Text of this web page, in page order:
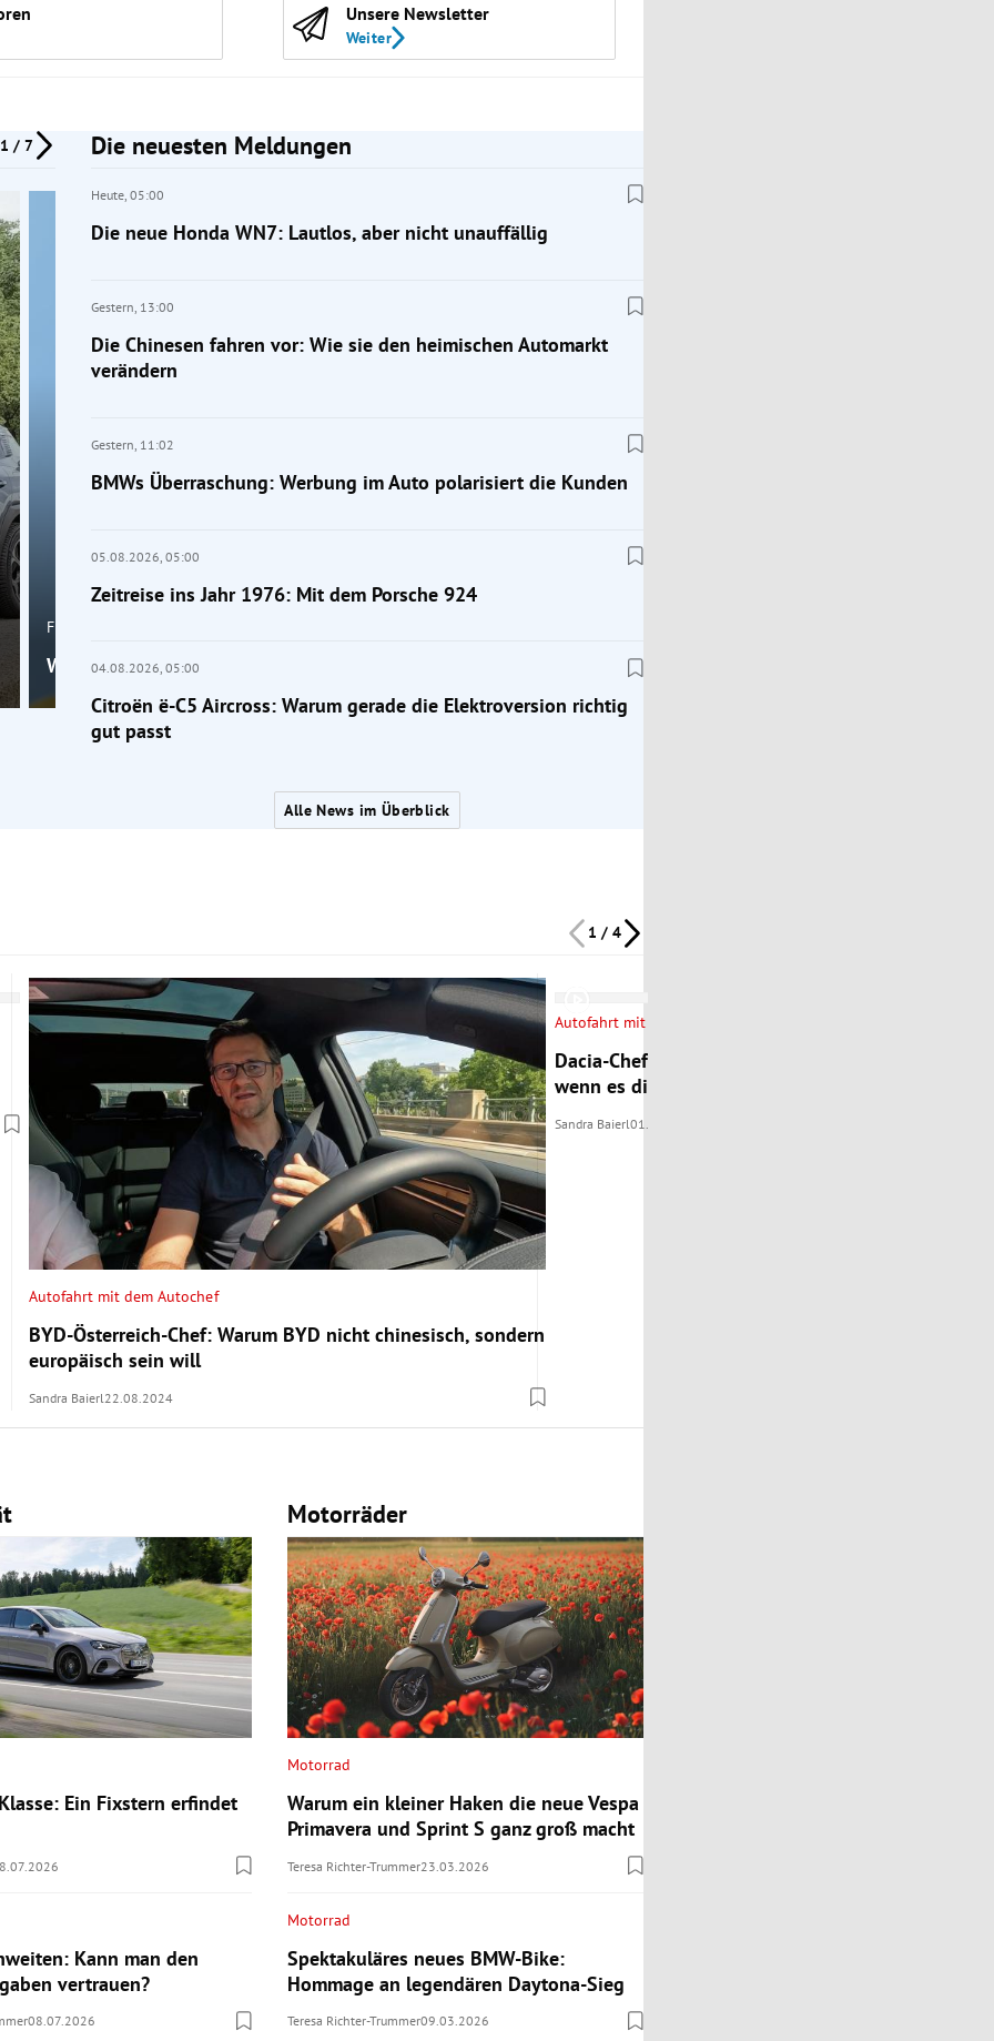
Unsere Newsletter
Weiter
1 / 7
Frage der Mobilität
Wahr oder falsch: Macht die Klimaanlage krank? Zeitreise ins Jahr 1976: Mit dem Porsche 924
Die neuesten Meldungen
Heute, 05:00
Die neue Honda WN7: Lautlos, aber nicht unauffällig
Gestern, 13:00
Die Chinesen fahren vor: Wie sie den heimischen Automarkt
verändern
Gestern, 11:02
BMWs Überraschung: Werbung im Auto polarisiert die Kunden
05.08.2026, 05:00
Zeitreise ins Jahr 1976: Mit dem Porsche 924
04.08.2026, 05:00
Citroën ë-C5 Aircross: Warum gerade die Elektroversion richtig
gut passt
Alle News im Überblick
1 / 4
Autofahrt mit dem Autochef
BYD-Österreich-Chef: Warum BYD nicht chinesisch, sondern
europäisch sein will
Sandra Baierl 22.08.2024
Autofahrt mit dem Autochef
Dacia-Chef: „Keine Elektrifizierungs-Vorreiter, aber
wenn es die Kunden wollen“
Sandra Baierl01.08.2024
Ein Fixstern erfindet
Kann man den
vertrauen?
08.07.2026
Motorräder
Motorrad
Warum ein kleiner Haken die neue Vespa
Primavera und Sprint S ganz groß macht
Teresa Richter-Trummer23.03.2026
Motorrad
Spektakuläres neues BMW-Bike:
Hommage an legendären Daytona-Sieg
Teresa Richter-Trummer09.03.2026